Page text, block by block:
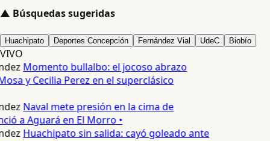
▲ Búsquedas sugeridas
Huachipato Deportes Concepción Fernández Vial UdeC Biobío
VIVO
Momento bullalbo: el jocoso abrazo
y Cecilia Perez en el superclásico
Naval mete presión en la cima de
a Aguará en El Morro •
Huachipato sin salida: cayó goleado ante